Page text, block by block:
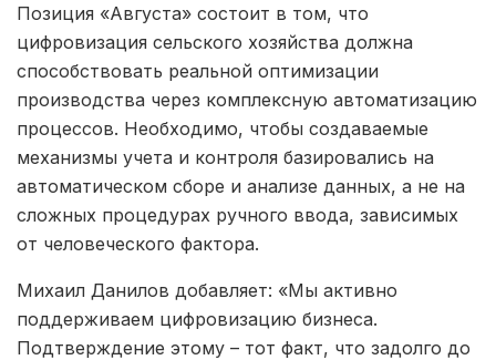
Позиция «Августа» состоит в том, что
цифровизация сельского хозяйства должна
способствовать реальной оптимизации
производства через комплексную автоматизацию
процессов. Необходимо, чтобы создаваемые
механизмы учета и контроля базировались на
автоматическом сборе и анализе данных, а не на
сложных процедурах ручного ввода, зависимых
от человеческого фактора.
Михаил Данилов добавляет: «Мы активно
поддерживаем цифровизацию бизнеса.
Подтверждение этому – тот факт, что задолго до